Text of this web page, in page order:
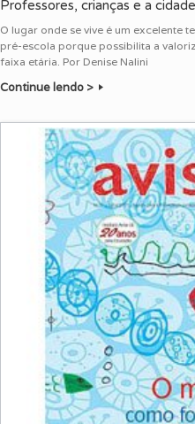
Professores, crianças e a cidade
O lugar onde se vive é um excelente
pré-escola porque possibilita a
faixa etária. Por Denise Nalini
Continue lendo >